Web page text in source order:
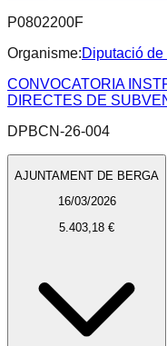
P0802200F
Organisme:Diputació
CONVOCATORIA
DIRECTES DE
DPBCN-26-004
AJUNTAMENT DE BERGA
16/03/2026
5.403,18 €